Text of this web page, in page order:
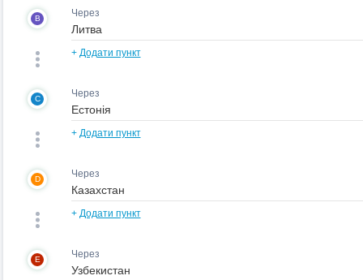
B Через
+ Додати пункт
C Через
+ Додати пункт
D Через
+ Додати пункт
E Через